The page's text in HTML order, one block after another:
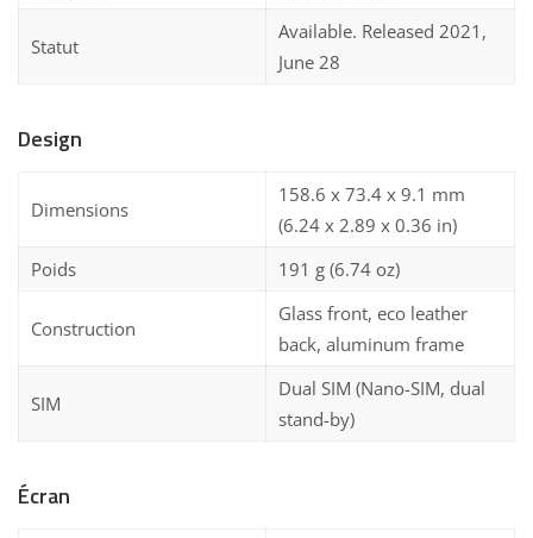
Statut
Available. Released 2021,
June 28
Design
Dimensions
158.6 x 73.4 x 9.1 mm
(6.24 x 2.89 x 0.36 in)
Poids
191 g (6.74 oz)
Construction
Glass front, eco leather
back, aluminum frame
SIM
Dual SIM (Nano-SIM, dual
stand-by)
Écran